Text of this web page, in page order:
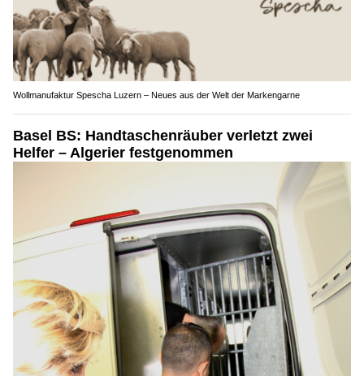
Wollmanufaktur Spescha Luzern – Neues aus der Welt der Markengarne
Basel BS: Handtaschenräuber verletzt zwei
Helfer – Algerier festgenommen